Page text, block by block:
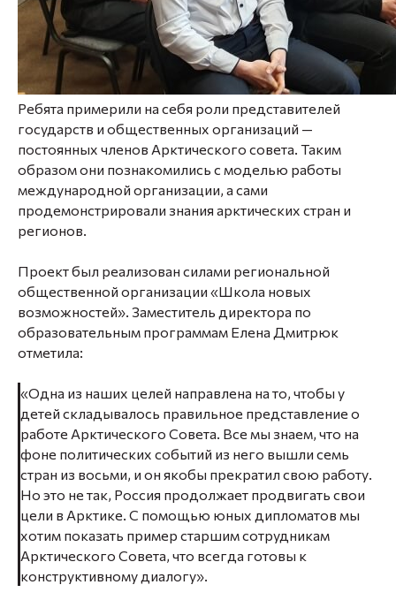
Ребята примерили на себя роли представителей
государств и общественных организаций —
постоянных членов Арктического совета. Таким
образом они познакомились с моделью работы
международной организации, а сами
продемонстрировали знания арктических стран и
регионов.
Проект был реализован силами региональной
общественной организации «Школа новых
возможностей». Заместитель директора по
образовательным программам Елена Дмитрюк
отметила:
«Одна из наших целей направлена на то, чтобы у
детей складывалось правильное представление о
работе Арктического Совета. Все мы знаем, что на
фоне политических событий из него вышли семь
стран из восьми, и он якобы прекратил свою работу.
Но это не так, Россия продолжает продвигать свои
цели в Арктике. С помощью юных дипломатов мы
хотим показать пример старшим сотрудникам
Арктического Совета, что всегда готовы к
конструктивному диалогу».